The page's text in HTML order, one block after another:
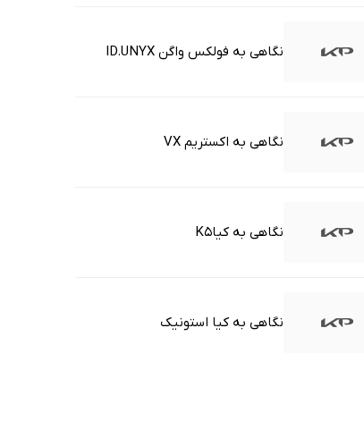
نگاهی به فولکس واگن ID.UNYX
نگاهی به اکستریم VX
نگاهی به کیاK5
نگاهی به کیا استونیک